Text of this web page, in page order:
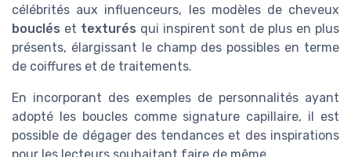
célébrités aux influenceurs, les modèles de cheveux
bouclés et texturés qui inspirent sont de plus en plus
présents, élargissant le champ des possibles en terme
de coiffures et de traitements.
En incorporant des exemples de personnalités ayant
adopté les boucles comme signature capillaire, il est
possible de dégager des tendances et des inspirations